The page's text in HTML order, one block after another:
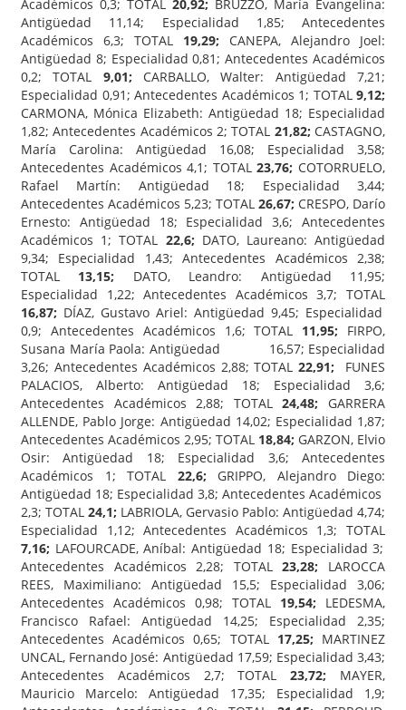
Académicos 0,3; TOTAL 20,92; BRUZZO, María Evangelina:
Antigüedad 11,14; Especialidad 1,85; Antecedentes
Académicos 6,3; TOTAL
19,29; CANEPA, Alejandro Joel:
Antigüedad 8; Especialidad 0,81; Antecedentes Académicos
0,2; TOTAL 9,01; CARBALLO, Walter: Antigüedad 7,21;
Especialidad 0,91; Antecedentes Académicos 1; TOTAL 9,12;
CARMONA, Mónica Elizabeth: Antigüedad 18; Especialidad
1,82; Antecedentes Académicos 2; TOTAL 21,82; CASTAGNO,
María Carolina: Antigüedad 16,08; Especialidad 3,58;
Antecedentes Académicos 4,1; TOTAL 23,76; COTORRUELO,
Rafael Martín: Antigüedad 18; Especialidad 3,44;
Antecedentes Académicos 5,23; TOTAL 26,67; CRESPO, Darío
Ernesto: Antigüedad 18; Especialidad 3,6; Antecedentes
Académicos 1; TOTAL
22,6; DATO, Laureano: Antigüedad
9,34; Especialidad 1,43; Antecedentes Académicos 2,38;
TOTAL 13,15; DATO, Leandro: Antigüedad 11,95;
Especialidad 1,22; Antecedentes Académicos 3,7; TOTAL
16,87; DÍAZ, Gustavo Ariel: Antigüedad 9,45; Especialidad
0,9; Antecedentes Académicos 1,6; TOTAL
11,95; FIRPO,
Susana María Paola: Antigüedad 16,57; Especialidad
3,26; Antecedentes Académicos 2,88; TOTAL 22,91; FUNES
PALACIOS, Alberto: Antigüedad 18; Especialidad 3,6;
Antecedentes Académicos 2,88; TOTAL
24,48; GARRERA
ALLENDE, Pablo Jorge: Antigüedad 14,02; Especialidad 1,87;
Antecedentes Académicos 2,95; TOTAL 18,84; GARZON, Elvio
Osir: Antigüedad 18; Especialidad 3,6; Antecedentes
Académicos 1; TOTAL
22,6; GRIPPO, Alejandro Diego:
Antigüedad 18; Especialidad 3,8; Antecedentes Académicos
2,3; TOTAL 24,1; LABRIOLA, Gervasio Pablo: Antigüedad 4,74;
Especialidad 1,12; Antecedentes Académicos 1,3; TOTAL
7,16; LAFOURCADE, Aníbal: Antigüedad 18; Especialidad 3;
Antecedentes Académicos 2,28; TOTAL
23,28; LAROCCA
REES, Maximiliano: Antigüedad 15,5; Especialidad 3,06;
Antecedentes Académicos 0,98; TOTAL
19,54; LEDESMA,
Francisco Rafael: Antigüedad 14,25; Especialidad 2,35;
Antecedentes Académicos 0,65; TOTAL
17,25; MARTINEZ
UNCAL, Fernando José: Antigüedad 17,59; Especialidad 3,43;
Antecedentes Académicos 2,7; TOTAL
23,72; MAYER,
Mauricio Marcelo: Antigüedad 17,35; Especialidad 1,9;